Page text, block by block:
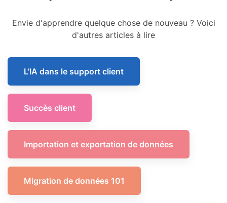
Envie d'apprendre quelque chose de nouveau ? Voici
d'autres articles à lire
L'IA dans le support client
Succès client
Importation et exportation de données
Migration de données 101